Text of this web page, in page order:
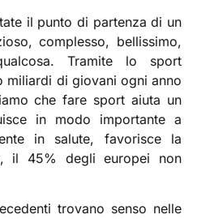
il punto di partenza di un
complesso, bellissimo,
Tramite lo sport
miliardi di giovani ogni anno
che fare sport aiuta un
in modo importante a
in salute, favorisce la
il 45% degli europei non
trovano senso nelle